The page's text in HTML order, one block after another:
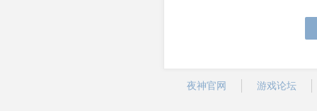
夜神官网 游戏论坛